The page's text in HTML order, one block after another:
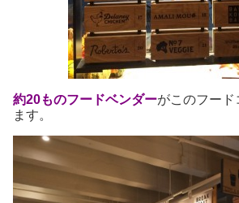
約20ものフードベンダーがこのフード
ます。